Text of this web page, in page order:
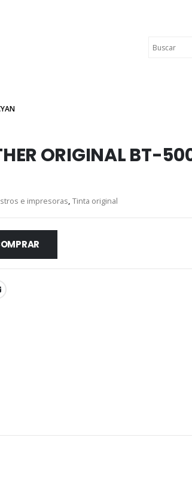
ORIGINAL BT-
e impresoras, Tinta original